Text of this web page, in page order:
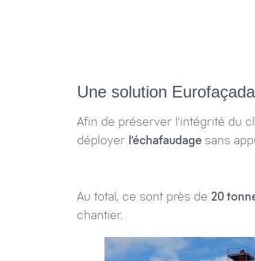
Une solution
Afin de préserver l’intégrité du
déployer l’échafaudage sans
Au total, ce sont près de 20
chantier.